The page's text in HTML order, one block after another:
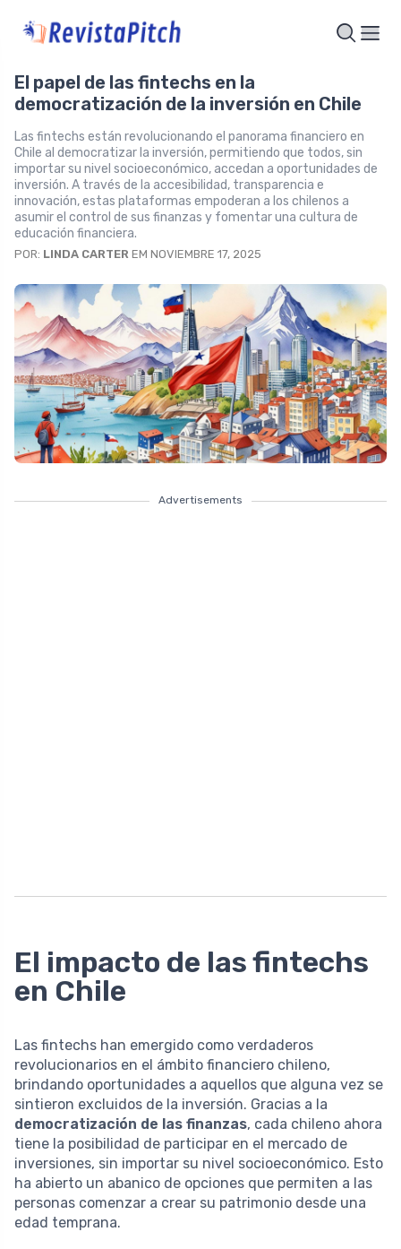
El papel de las fintechs en la
democratización de la inversión en Chile
Las fintechs están revolucionando el panorama financiero en
Chile al democratizar la inversión, permitiendo que todos, sin
importar su nivel socioeconómico, accedan a oportunidades de
inversión. A través de la accesibilidad, transparencia e
innovación, estas plataformas empoderan a los chilenos a
asumir el control de sus finanzas y fomentar una cultura de
educación financiera.
POR: LINDA CARTER EM NOVIEMBRE 17, 2025
Advertisements
El impacto de las fintechs
en Chile
Las fintechs han emergido como verdaderos
revolucionarios en el ámbito financiero chileno,
brindando oportunidades a aquellos que alguna vez se
sintieron excluidos de la inversión. Gracias a la
democratización de las finanzas, cada chileno ahora
tiene la posibilidad de participar en el mercado de
inversiones, sin importar su nivel socioeconómico. Esto
ha abierto un abanico de opciones que permiten a las
personas comenzar a crear su patrimonio desde una
edad temprana.